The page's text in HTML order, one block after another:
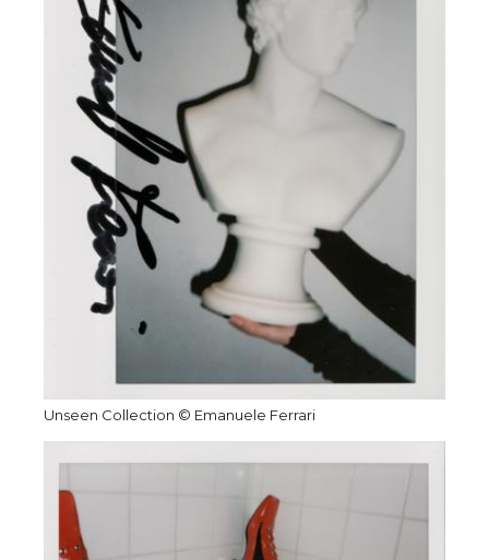
Unseen Collection © Emanuele Ferrari